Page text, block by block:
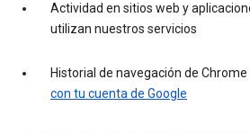
Actividad en sitios web y
utilizan nuestros servicios
Historial de navegación de Chrome
con tu cuenta de Google